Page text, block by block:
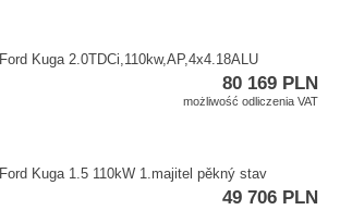
Ford Kuga 2.0TDCi,​110kw,​AP,​4x4.18ALU
80 169 PLN
możliwość odliczenia VAT
Ford Kuga 1.5 110kW 1.majitel pěkný stav
49 706 PLN